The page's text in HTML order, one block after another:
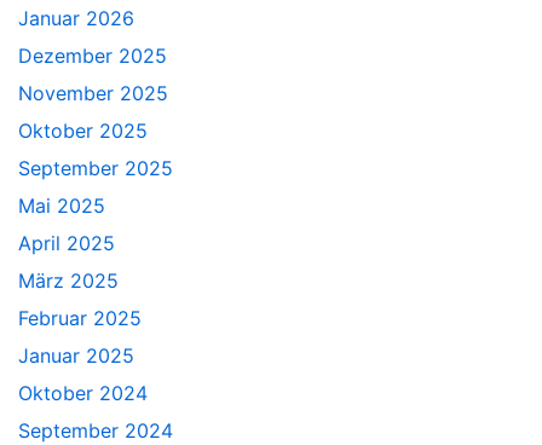
Januar 2026
Dezember 2025
November 2025
Oktober 2025
September 2025
Mai 2025
April 2025
März 2025
Februar 2025
Januar 2025
Oktober 2024
September 2024